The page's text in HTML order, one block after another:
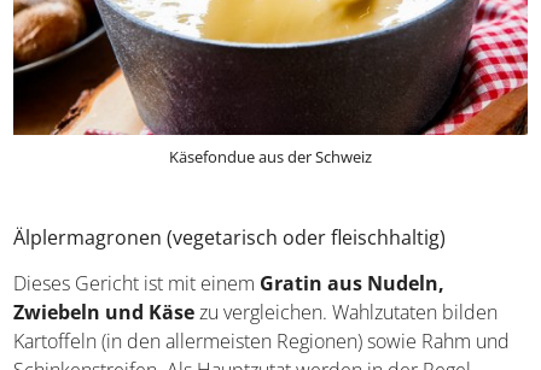
Älplermagronen (vegetarisch oder fleischhaltig)